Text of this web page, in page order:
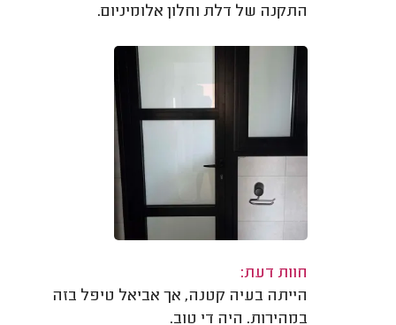
התקנה של דלת וחלון אלומיניום.
חוות דעת:
הייתה בעיה קטנה, אך אביאל טיפל בזה
במהירות. היה די טוב.